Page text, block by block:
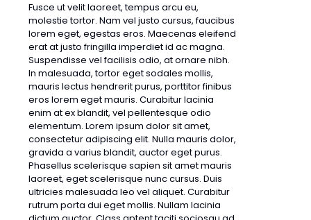
Fusce ut velit laoreet, tempus arcu eu,
molestie tortor. Nam vel justo cursus, faucibus
lorem eget, egestas eros. Maecenas eleifend
erat at justo fringilla imperdiet id ac magna.
Suspendisse vel facilisis odio, at ornare nibh.
In malesuada, tortor eget sodales mollis,
mauris lectus hendrerit purus, porttitor finibus
eros lorem eget mauris. Curabitur lacinia
enim at ex blandit, vel pellentesque odio
elementum. Lorem ipsum dolor sit amet,
consectetur adipiscing elit. Nulla mauris dolor,
gravida a varius blandit, auctor eget purus.
Phasellus scelerisque sapien sit amet mauris
laoreet, eget scelerisque nunc cursus. Duis
ultricies malesuada leo vel aliquet. Curabitur
rutrum porta dui eget mollis. Nullam lacinia